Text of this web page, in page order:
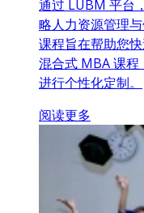
通过 LUBM 平台
略人力资源管理
课程旨在帮助您
混合式 MBA 课程
进行个性化定制。
阅读更多